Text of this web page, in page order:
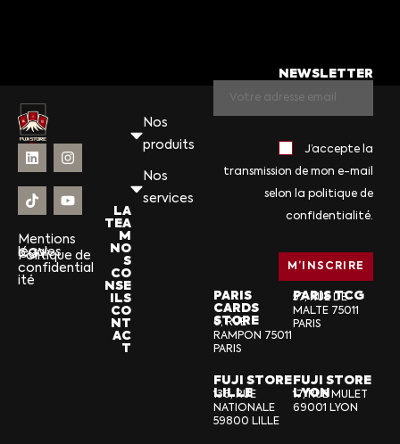
Mentions
légales
CGV
Politique de
confidential
ité
Nos
produits
Nos
services
LA
TEA
M
NO
S
CO
NSE
ILS
CO
NT
AC
T
NEWSLETTER
J’accepte la
transmission de mon e-mail
selon la politique de
confidentialité.
PARIS
CARDS
STORE
6, RUE
RAMPON 75011
PARIS
PARIS TCG
57, RUE DE
MALTE 75011
PARIS
FUJI STORE
LILLE
136, RUE
NATIONALE
59800 LILLE
FUJI STORE
LYON
17, RUE MULET
69001 LYON